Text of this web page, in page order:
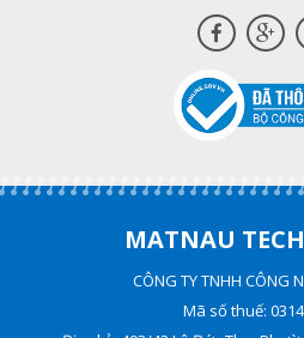
MATNAU
CÔNG TY TNHH CÔNG
Mã số thuế: